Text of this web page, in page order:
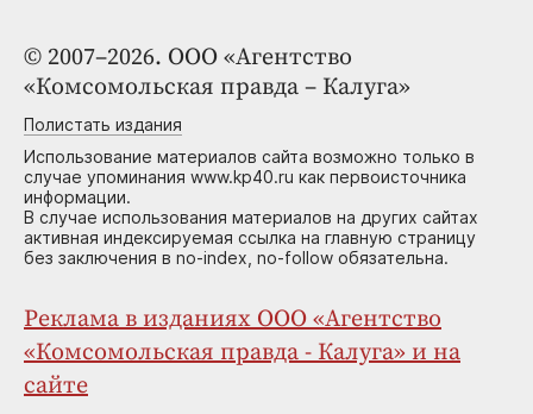
© 2007–2026. ООО «Агентство
«Комсомольская правда – Калуга»
Полистать издания
Использование материалов сайта возможно только в
случае упоминания www.kp40.ru как первоисточника
информации.
В случае использования материалов на других сайтах
активная индексируемая ссылка на главную страницу
без заключения в no-index, no-follow обязательна.
Реклама в изданиях ООО «Агентство
«Комсомольская правда - Калуга» и на
сайте